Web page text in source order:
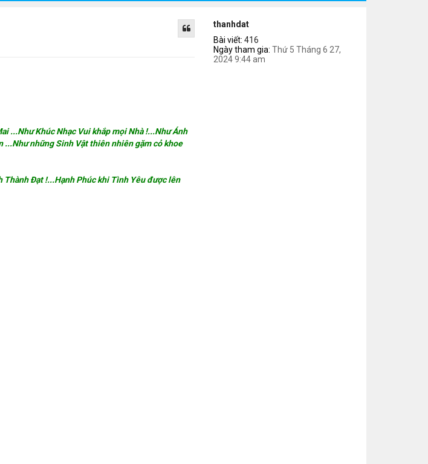
thanhdat
Bài viết: 416
Ngày tham gia: Thứ 5 Tháng 6 27,
2024 9:44 am
...Như Khúc Nhạc Vui khắp mọi Nhà !...Như Ánh
...Như những Sinh Vật thiên nhiên gặm cỏ khoe
Thành Đạt !...Hạnh Phúc khi Tình Yêu được lên